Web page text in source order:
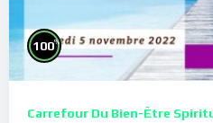
100%
Carrefour Du Bien-Être